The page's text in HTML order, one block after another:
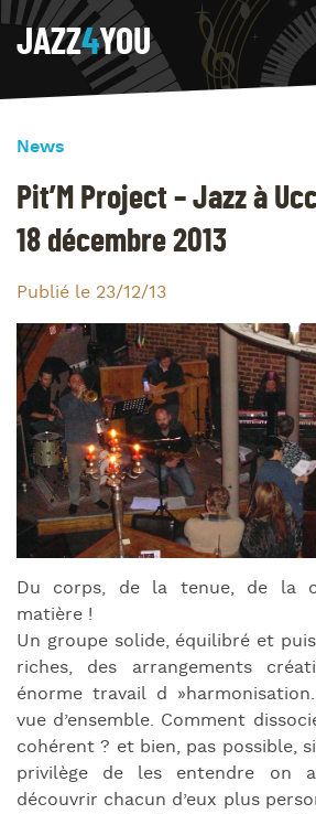
JAZZ4YOU
News
Pit’M Project – Jazz à
18 décembre 2013
Publié le 23/12/13
Du corps, de la tenue, de la
matière !
Un groupe solide, équilibré et
riches, des arrangements
énorme travail d
vue d’ensemble. Comment
cohérent ? et bien, pas possible,
privilège de les entendre on
découvrir chacun d’eux plus